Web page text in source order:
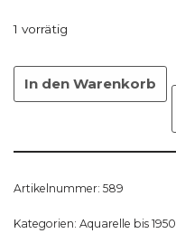
1 vorrätig
In den Warenkorb
Artikelnummer: 589
Kategorien: Aquarelle bis 1950